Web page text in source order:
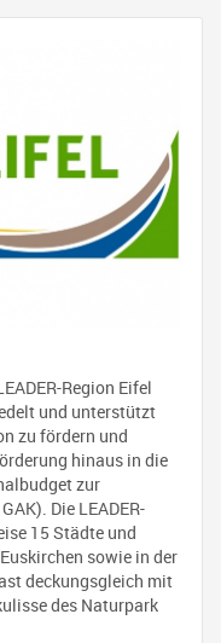
Region Eifel
und unterstützt
zu fördern und
hinaus in die
zur
Die LEADER-
15 Städte und
sowie in der
deckungsgleich mit
des Naturpark